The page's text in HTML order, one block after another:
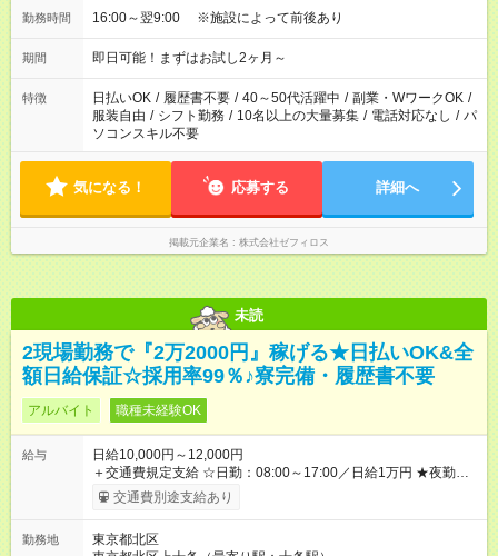
勤務時間 16:00～翌9:00 ※施設によって前後あり
期間 即日可能！まずはお試し2ヶ月～
特徴 日払いOK / 履歴書不要 / 40～50代活躍中 / 副業・WワークOK /
服装自由 / シフト勤務 / 10名以上の大量募集 / 電話対応なし / パ
ソコンスキル不要
気になる！ 応募する 詳細へ
掲載元企業名 株式会社ゼフィロス
未読
2現場勤務で『2万2000円』稼げる★日払いOK&全
額日給保証☆採用率99％♪寮完備・履歴書不要
アルバイト 職種未経験OK
給与
日給10,000円～12,000円
＋交通費規定支給 ☆日勤：08:00～17:00／日給1万円 ★夜勤：
20:00～05:00／日給1万2000円 -:+:-:+:-:+:-:+:-:+:- 日勤＋夜勤で 1
日『2万2000円』も稼げる！ -:+:-:+:-:+:-:+:-:+:- ■選べる支払い方
べる！ 日払いは、当日に『現金全額』手渡しです♪ ■残業手当
交通費別途支給あり
勤務地
東京都北区